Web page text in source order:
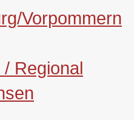
Vorpommern
Regional